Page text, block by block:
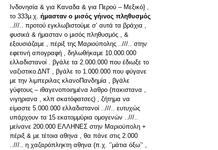
Ινδονησία & για Καναδα & για Περού – Μεξικό} ,
το 333μ.χ. ήμασταν ο μισός γήινος πληθυσμός
..///.. προτού εγκλωβιστούμε σ’ αυτά τα βράχια ,
φυσικά & ήμασταν ο μισός πληθυσμός , &
εξουσιάζαμε , πέριξ της Μαριούπολης ..///.. στην
εφετινή απογραφή , δηλωθήκαμε 10.000.000
ελλαδιστανοί . βγάλε τα 2.000.000 που έδιωξε το
ναζιστικο ΔΝΤ , βγάλε το 1.000.000 που φύγανε
με την λιμπεριλας κλανοΠανδημία , βγάλε
γύφτους – ιθαγενοποιημένα λαθρο (πακιστανα ,
νιγηριανα , κλπ σκατόφατσες) , ζήτημα να
είμαστε 5.000.000 ελλαδιστανοί ..///.. ευτυχώς
υπάρχουν τα 15 εκατομμύρια ομογενών ..///..
μείνανε 200.000 ΕΛΛΗΝΕΣ στην Μαριούπολη +
πέριξ & με τέτοια αθηνα , θα πάνε στις 2.000
..///.. η χαζαρόπληκτη αθηνα (π.χ. ‘’μάτια όξω’’ ,